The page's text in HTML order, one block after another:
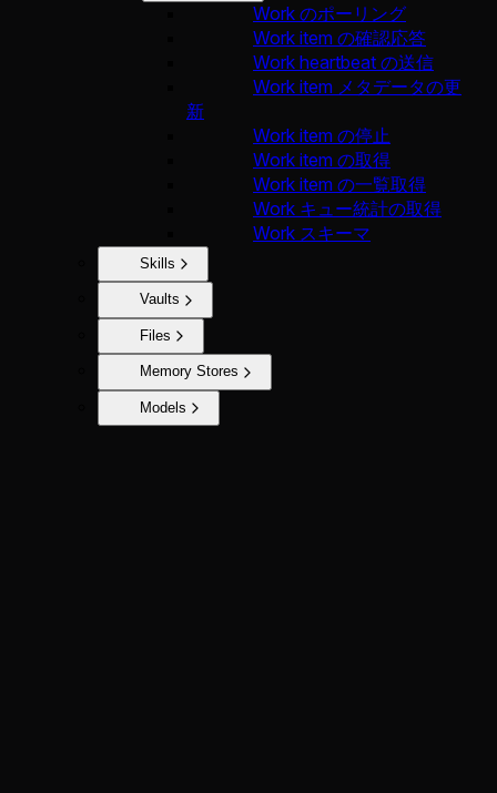
Work のポーリング
Work item の確認応答
Work heartbeat の送信
Work item メタデータの更
新
Work item の停止
Work item の取得
Work item の一覧取得
Work キュー統計の取得
Work スキーマ
Skills
Vaults
Files
Memory Stores
Models